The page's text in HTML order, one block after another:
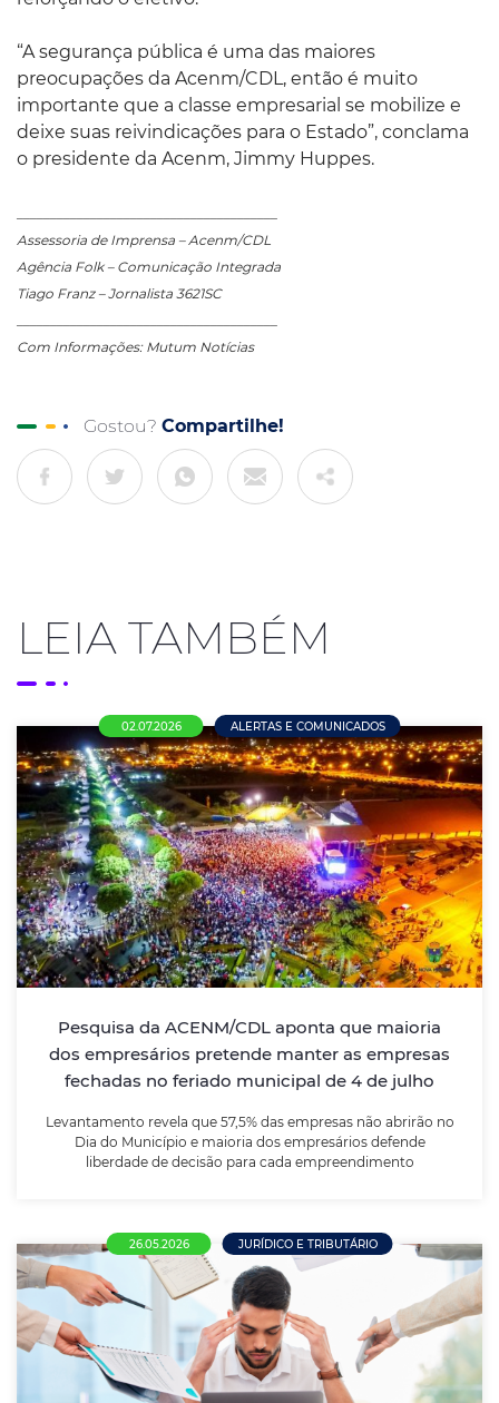
“A segurança pública é uma das maiores
preocupações da Acenm/CDL, então é muito
importante que a classe empresarial se mobilize e
deixe suas reivindicações para o Estado”, conclama
o presidente da Acenm, Jimmy Huppes.
Assessoria de Imprensa – Acenm/CDL
Agência Folk – Comunicação Integrada
Tiago Franz – Jornalista 3621SC
Com Informações: Mutum Notícias
Gostou? Compartilhe!
LEIA TAMBÉM
02.07.2026 ALERTAS E COMUNICADOS
Pesquisa da ACENM/CDL aponta que maioria
dos empresários pretende manter as empresas
fechadas no feriado municipal de 4 de julho
Levantamento revela que 57,5% das empresas não abrirão no
Dia do Município e maioria dos empresários defende
liberdade de decisão para cada empreendimento
Pesquisa da ACENM/CDL aponta que
maioria dos empresários pretende manter
as empresas fechadas no feriado
municipal de 4 de julho
Levantamento revela que 57,5% das empresas não
empreendimento
26.05.2026 JURÍDICO E TRIBUTÁRIO
Nova NR-1 entra em vigor e amplia
responsabilidade das empresas sobre